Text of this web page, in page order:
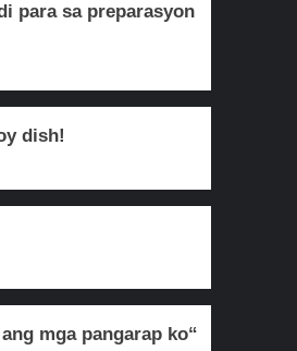
para sa preparasyon
dish!
mga pangarap ko“